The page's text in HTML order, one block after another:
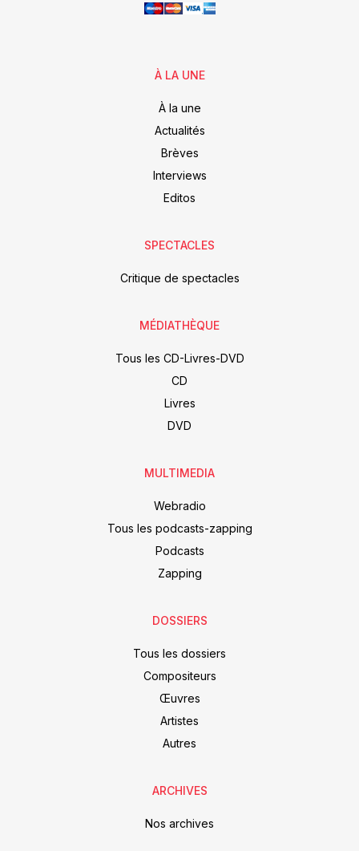
À LA UNE
À la une
Actualités
Brèves
Interviews
Editos
SPECTACLES
Critique de spectacles
MÉDIATHÈQUE
Tous les CD-Livres-DVD
CD
Livres
DVD
MULTIMEDIA
Webradio
Tous les podcasts-zapping
Podcasts
Zapping
DOSSIERS
Tous les dossiers
Compositeurs
Œuvres
Artistes
Autres
ARCHIVES
Nos archives